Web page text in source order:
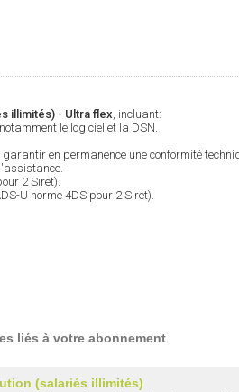
illimités) - Ultra flex , incluant:
le logiciel et la DSN.
en permanence une conformité
2 Siret).
U norme 4DS pour 2 Siret).
liés à votre abonnement
(salariés illimités)